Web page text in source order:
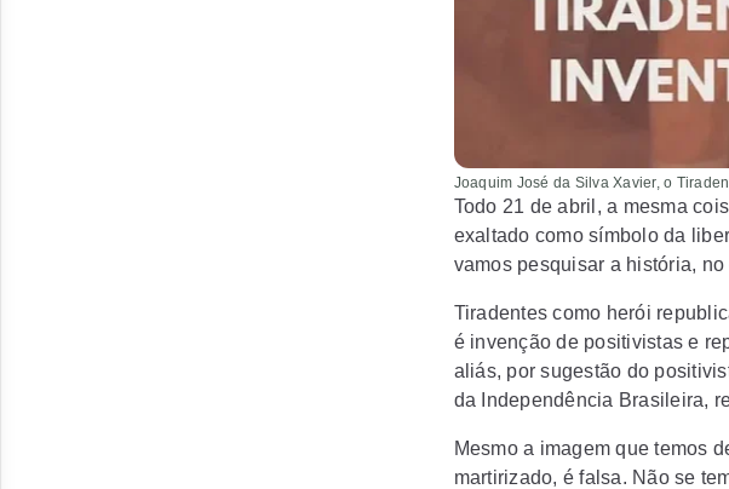
Joaquim José da Silva Xavier, o
Todo 21 de abril, a mesma
exaltado como símbolo da
vamos pesquisar a história,
Tiradentes como herói
é invenção de positivistas e
aliás, por sugestão do
da Independência Brasileira,
Mesmo a imagem que temos
martirizado, é falsa. Não se